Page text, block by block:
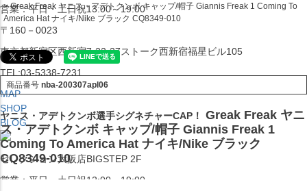
営業：平日・土日祝13:00～19:00
〒160－0023
東京都新宿区西新宿7-22-37ストーク西新宿福星ビル105
TEL:03-5338-7231
MAP
SHOP
BLOG
セレクション大阪店BIGSTEP 2F
営業：平日・土日祝12:00～19:00
Greak Freak ヤニス・アデトクンボ キャップ/帽子 Giannis Freak 1 Coming To
America Hat ナイキ/Nike ブラック CQ8349-010
商品番号 nba-200307apl06
ヤニス・アデトクンボ選手シグネチャーCAP！
Greak Freak ヤニ
ス・アデトクンボ キャップ/帽子 Giannis Freak 1
Coming To America Hat ナイキ/Nike ブラック
CQ8349-010